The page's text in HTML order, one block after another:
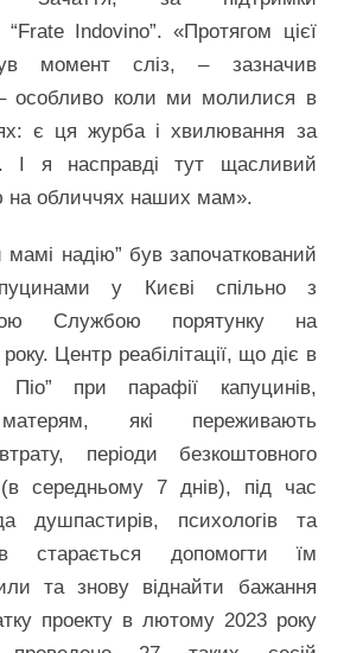
Indovino”. «Протягом цієї
момент сліз, – зазначив
особливо коли ми молилися в
є ця журба і хвилювання за
І я насправді тут щасливий
на обличчях наших мам».
мамі надію” був започаткований
у Києві спільно з
Службою порятунку на
Центр реабілітації, що діє в
при парафії капуцинів,
які переживають
періоди безкоштовного
середньому 7 днів), під час
душпастирів, психологів та
старається допомогти їм
та знову віднайти бажання
проекту в лютому 2023 року